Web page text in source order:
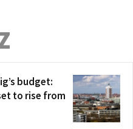
budget:
to rise from